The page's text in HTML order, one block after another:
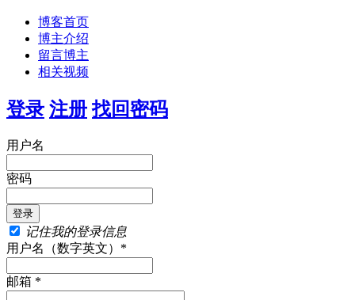
博客首页
博主介绍
留言博主
相关视频
登录 注册 找回密码
用户名
密码
记住我的登录信息
用户名（数字英文）*
邮箱 *